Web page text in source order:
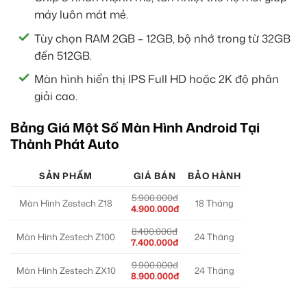
máy luôn mát mẻ.
Tùy chọn RAM 2GB – 12GB, bộ nhớ trong từ 32GB
đến 512GB.
Màn hình hiển thị IPS Full HD hoặc 2K độ phân
giải cao.
Bảng Giá Một Số Màn Hình Android Tại
Thành Phát Auto
SẢN PHẨM GIÁ BÁN BẢO HÀNH
Màn Hình Zestech Z18
5.900.000đ
4.900.000đ
18 Tháng
Màn Hình Zestech Z100
8.400.000đ
7.400.000đ
24 Tháng
Màn Hình Zestech ZX10
9.900.000đ
8.900.000đ
24 Tháng